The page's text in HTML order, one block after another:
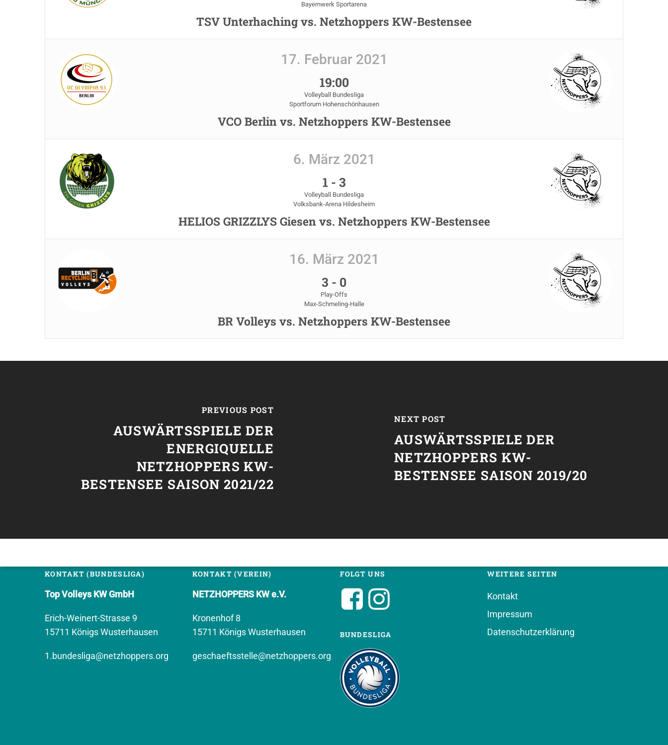
Bayernwerk Sportarena
TSV Unterhaching vs. Netzhoppers KW-Bestensee
17. Februar 2021
19:00
Volleyball Bundesliga
Sportforum Hohenschönhausen
VCO Berlin vs. Netzhoppers KW-Bestensee
6. März 2021
1- 3
Volleyball Bundesliga
Volksbank-Arena Hildesheim
HELIOS GRIZZLYS Giesen vs. Netzhoppers KW-Bestensee
16. März 2021
3 - 0
Play-Offs
Max-Schmeling-Halle
BR Volleys vs. Netzhoppers KW-Bestensee
PREVIOUS POST
AUSWÄRTSSPIELE DER
ENERGIQUELLE
NETZHOPPERS KW-
BESTENSEE SAISON 2021/22
NEXT POST
AUSWÄRTSSPIELE DER
NETZHOPPERS KW-
BESTENSEE SAISON 2019/20
KONTAKT (BUNDESLIGA)
Top Volleys KW GmbH
Erich-Weinert-Strasse 9
15711 Königs Wusterhausen
1.bundesliga@netzhoppers.org
KONTAKT (VEREIN)
NETZHOPPERS KW e.V.
Kronenhof 8
15711 Königs Wusterhausen
geschaeftsstelle@netzhoppers.org
FOLGT UNS
BUNDESLIGA
WEITERE SEITEN
Kontakt
Impressum
Datenschutzerklärung